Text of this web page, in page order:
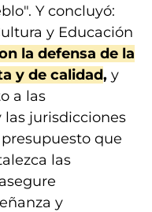
Y concluyó:
y Educación
la defensa de la
y de calidad, y
a las
jurisdicciones
que
las
y